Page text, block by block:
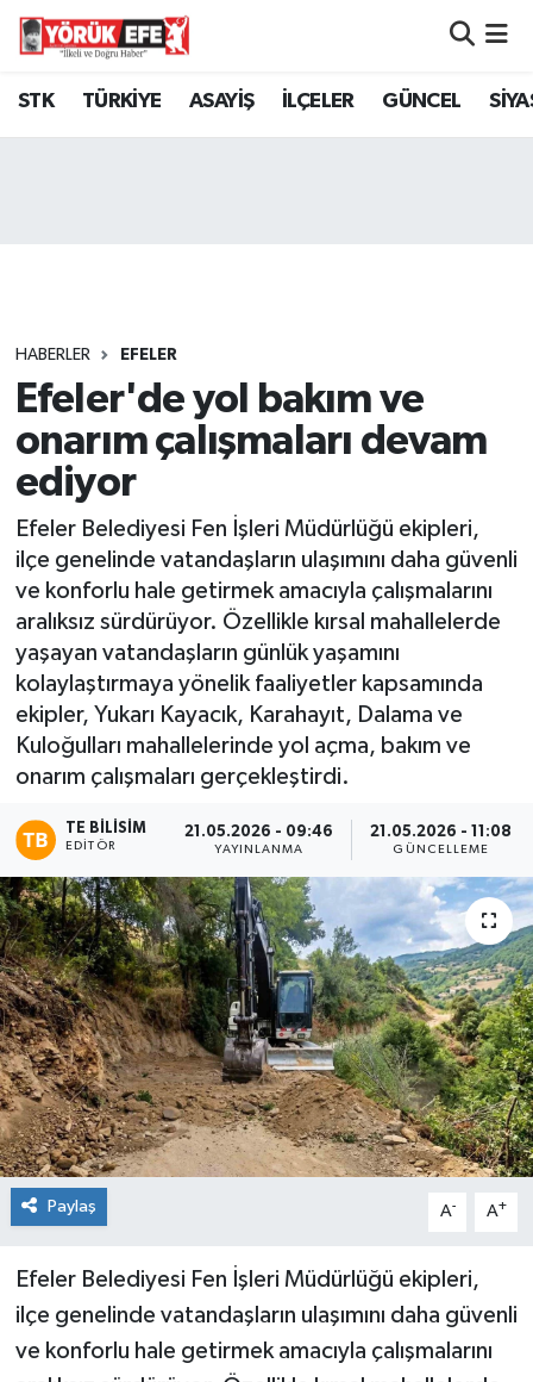
STK TÜRKİYE ASAYİŞ İLÇELER GÜNCEL
HABERLER EFELER
Efeler'de yol bakım ve
onarım çalışmaları devam
ediyor
Efeler Belediyesi Fen İşleri Müdürlüğü ekipleri,
ilçe genelinde vatandaşların ulaşımını daha güvenli
ve konforlu hale getirmek amacıyla çalışmalarını
aralıksız sürdürüyor. Özellikle kırsal mahallelerde
yaşayan vatandaşların günlük yaşamını
kolaylaştırmaya yönelik faaliyetler kapsamında
ekipler, Yukarı Kayacık, Karahayıt, Dalama ve
Kuloğulları mahallelerinde yol açma, bakım ve
onarım çalışmaları gerçekleştirdi.
TE BILISIM
EDITÖR
21.05.2026 - 09:46
YAYINLANMA
21.05.2026 - 11:08
GÜNCELLEME
Paylaş A- A+
Efeler Belediyesi Fen İşleri Müdürlüğü ekipleri,
ilçe genelinde vatandaşların ulaşımını daha güvenli
ve konforlu hale getirmek amacıyla çalışmalarını
Aydın Nöbetçi Eczaneler
Tüm Manşetler
Son Dakika Haberleri
Haber Arşivi